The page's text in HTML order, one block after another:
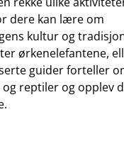
dere kan lære om
kultur og
ørkenelefantene,
guider forteller
reptiler og opplev